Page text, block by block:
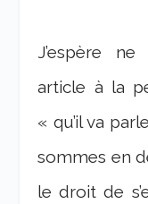
J’espère
article à la
« qu’il va
sommes en
le droit de